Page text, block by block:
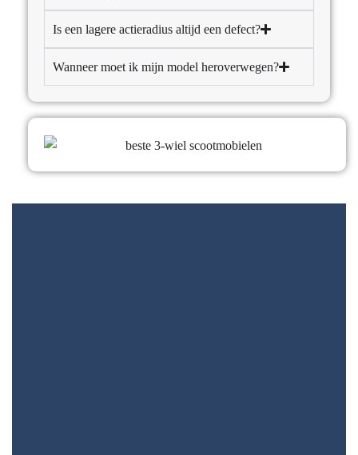
Is een lagere actieradius altijd een defect?
Wanneer moet ik mijn model heroverwegen?